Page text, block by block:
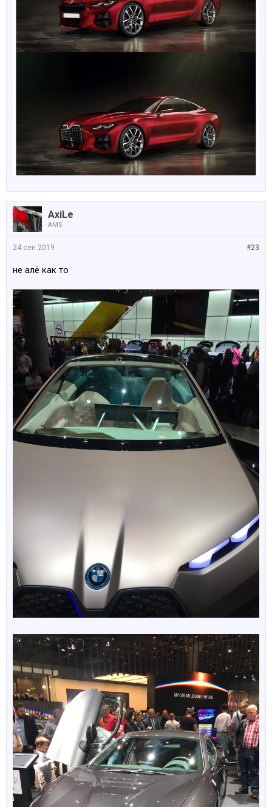
AxiLe
AMS
#23
24 сен 2019
не алё как то